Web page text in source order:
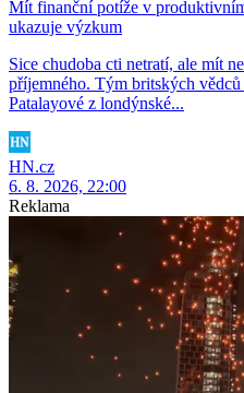
Mít finanční potíže v
ukazuje výzkum
Sice chudoba cti netratí, ale mít
příjemného. Tým britských
Patalayové z londýnské...
HN.cz
6. 8. 2026, 22:00
Reklama